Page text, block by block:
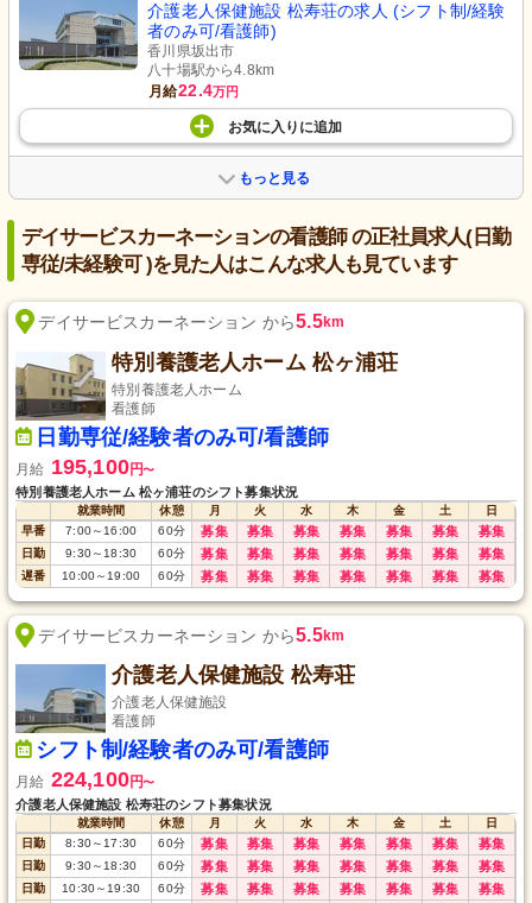
介護老人保健施設 松寿荘の求人 (シフト制/経験
者のみ可/看護師)
香川県坂出市
八十場駅から4.8km
月給22.4万円
お気に入り に追加
もっと見る
デイサービスカーネーションの看護師 の正社員求人(日勤
専従/未経験可 )を見た人はこんな求人も見ています
デイサービスカーネーション から5.5km
特別養護老人ホーム 松ヶ浦荘
特別養護老人ホーム
看護師
日勤専従/経験者のみ可/看護師
月給 195,100円〜
特別養護老人ホーム 松ヶ浦荘のシフト募集状況
就業時間 休憩 月 火 水 木 金 土
日
早番
7:00～16:00 60分 募集 募集 募集 募集 募集 募集 募集
日勤 9:30～18:30 60分 募集 募集 募集 募集 募集 募集 募集
遅番 10:00～19:00 60分 募集 募集 募集 募集 募集 募集 募集
デイサービスカーネーション から5.5km
介護老人保健施設 松寿荘
介護老人保健施設
看護師
シフト制/経験者のみ可/看護師
月給 224,100円〜
介護老人保健施設 松寿荘のシフト募集状況
就業時間 休憩 月 火 水 木 金 土
日
日勤
8:30～ 17:30 60分 募集 募集 募集 募集 募集 募集 募集
日勤 9:30～ 18:30 60分 募集 募集 募集 募集 募集 募集 募集
日勤 10:30～ 19:30 60分 募集 募集 募集 募集 募集 募集 募集